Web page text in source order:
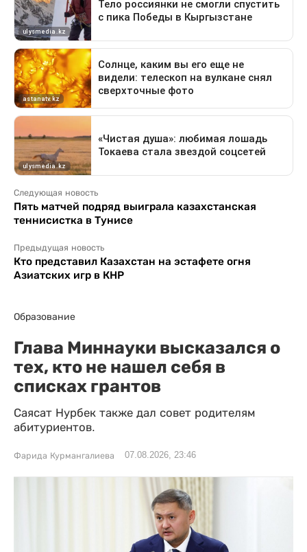
Следующая новость
Пять матчей подряд выиграла казахстанская
теннисистка в Тунисе
Предыдущая новость
Кто представил Казахстан на эстафете огня
Азиатских игр в КНР
Образование
Глава Миннауки высказался о
тех, кто не нашел себя в
списках грантов
Саясат Нурбек также дал совет родителям
абитуриентов.
Фарида Курмангалиева 07.08.2026, 23:46